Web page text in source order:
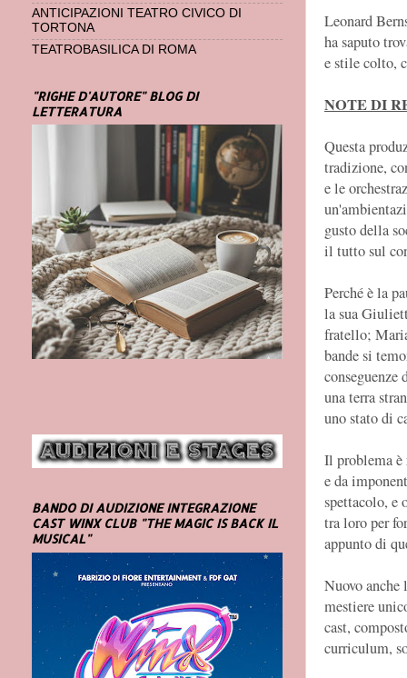
Leonard
ha saputo
e stile colto,
NOTE DI
Questa
tradizione,
e le
gusto della
il tutto sul
Perché è la
la sua
fratello;
bande si
una terra
uno stato di
Il problema è
e da
spettacolo, e
tra loro per
appunto di
Nuovo
mestiere
cast,
curriculum,
ANTICIPAZIONI TEATRO CIVICO DI
TORTONA
TEATROBASILICA DI ROMA
"RIGHE D'AUTORE" BLOG DI
LETTERATURA
BANDO DI AUDIZIONE INTEGRAZIONE
CAST WINX CLUB "THE MAGIC IS BACK IL
MUSICAL"